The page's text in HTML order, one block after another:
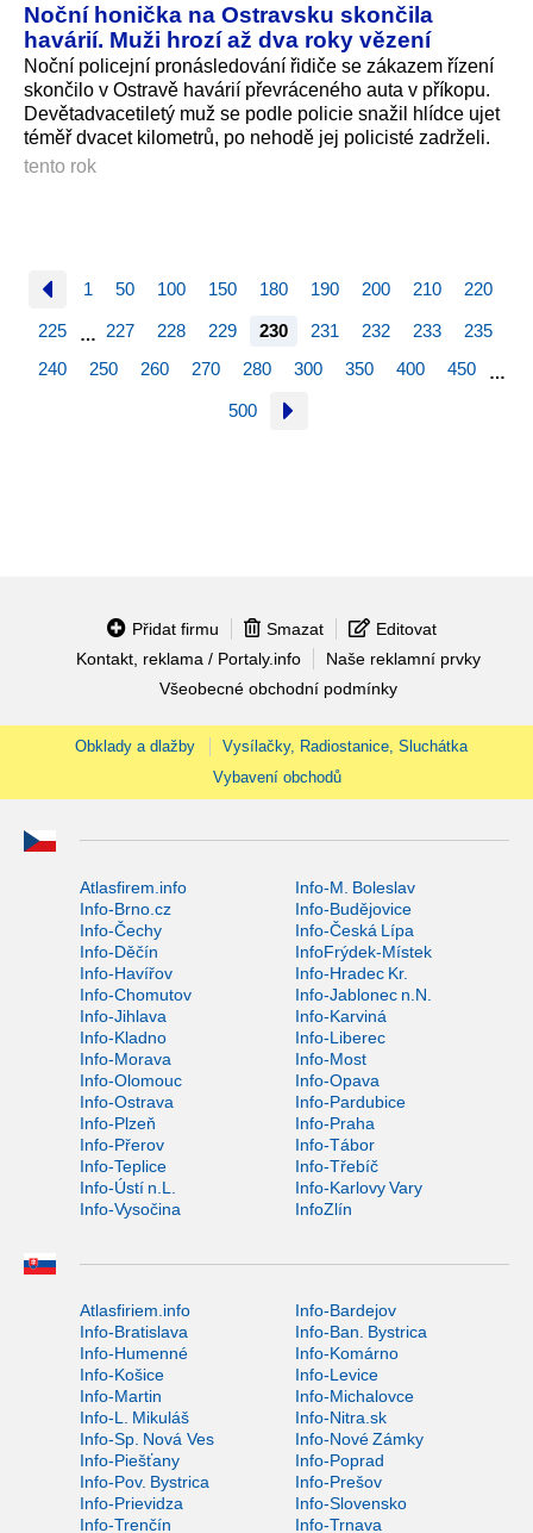
Noční honička na Ostravsku skončila
havárií. Muži hrozí až dva roky vězení
Noční policejní pronásledování řidiče se zákazem řízení
skončilo v Ostravě havárií převráceného auta v příkopu.
Devětadvacetiletý muž se podle policie snažil hlídce ujet
téměř dvacet kilometrů, po nehodě jej policisté zadrželi.
tento rok
1 50 100 150 180 190 200 210 220
225 … 227 228 229 230 231 232 233
235
240
250 260 270 280 300 350 400 450 …
500
Přidat firmu Smazat
Editovat
Kontakt, reklama / Portaly.info
Naše reklamní prvky
Všeobecné obchodní podmínky
Obklady a dlažby
Vysílačky, Radiostanice, Sluchátka
Vybavení obchodů
Atlasfirem.info
Info-M. Boleslav
Info-Brno.cz
Info-Budějovice
Info-Čechy
Info-Česká Lípa
Info-Děčín
InfoFrýdek-Místek
Info-Havířov
Info-Hradec Kr.
Info-Chomutov
Info-Jablonec n.N.
Info-Jihlava
Info-Karviná
Info-Kladno
Info-Liberec
Info-Morava
Info-Most
Info-Olomouc
Info-Opava
Info-Ostrava
Info-Pardubice
Info-Plzeň
Info-Praha
Info-Přerov
Info-Tábor
Info-Teplice
Info-Třebíč
Info-Ústí n.L.
Info-Karlovy Vary
Info-Vysočina
InfoZlín
Atlasfiriem.info
Info-Bardejov
Info-Bratislava
Info-Ban. Bystrica
Info-Humenné
Info-Komárno
Info-Košice
Info-Levice
Info-Martin
Info-Michalovce
Info-L. Mikuláš
Info-Nitra.sk
Info-Sp. Nová Ves
Info-Nové Zámky
Info-Piešťany
Info-Poprad
Info-Pov. Bystrica
Info-Prešov
Info-Prievidza
Info-Slovensko
Info-Trenčín
Info-Trnava